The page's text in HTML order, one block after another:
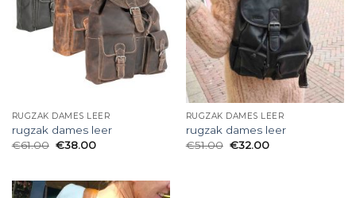
RUGZAK DAMES LEER
rugzak dames leer
€61.00 €38.00
RUGZAK DAMES LEER
rugzak dames leer
€51.00 €32.00